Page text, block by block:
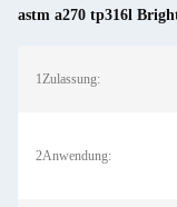
astm a270 tp316l
1Zulassung:
2Anwendung: